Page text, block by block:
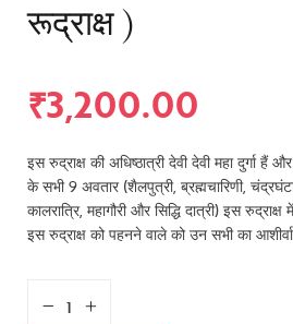
रूद्राक्ष )
₹3,200.00
इस रुद्राक्ष की अधिष्ठात्री देवी देवी महा दुर्गा हैं
के सभी 9 अवतार (शैलपुत्री, ब्रह्मचारिणी,
कालरात्रि, महागौरी और सिद्धि दात्री) इस
इस रुद्राक्ष को पहनने वाले को उन सभी का